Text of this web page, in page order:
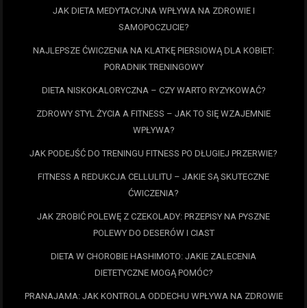
JAK DIETA MEDYTACYJNA WPŁYWA NA ZDROWIE I
SAMOPOCZUCIE?
NAJLEPSZE ĆWICZENIA NA KLATKĘ PIERSIOWĄ DLA KOBIET:
PORADNIK TRENINGOWY
DIETA NISKOKALORYCZNA – CZY WARTO RYZYKOWAĆ?
ZDROWY STYL ŻYCIA A FITNESS – JAK TO SIĘ WZAJEMNIE
WPŁYWA?
JAK PODEJŚĆ DO TRENINGU FITNESS PO DŁUGIEJ PRZERWIE?
FITNESS A REDUKCJA CELLULITU – JAKIE SĄ SKUTECZNE
ĆWICZENIA?
JAK ZROBIĆ POLEWĘ Z CZEKOLADY: PRZEPISY NA PYSZNE
POLEWY DO DESERÓW I CIAST
DIETA W CHOROBIE HASHIMOTO: JAKIE ZALECENIA
DIETETYCZNE MOGĄ POMÓC?
PRANAJAMA: JAK KONTROLA ODDECHU WPŁYWA NA ZDROWIE